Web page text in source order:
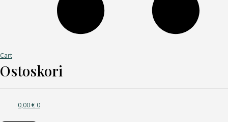
Cart
Ostoskori
0,00€ 0